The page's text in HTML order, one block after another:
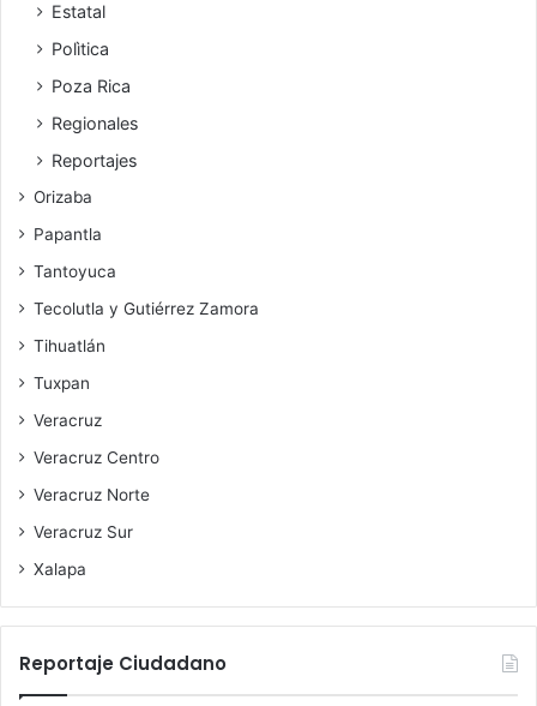
Estatal
Polìtica
Poza Rica
Regionales
Reportajes
Orizaba
Papantla
Tantoyuca
Tecolutla y Gutiérrez Zamora
Tihuatlán
Tuxpan
Veracruz
Veracruz Centro
Veracruz Norte
Veracruz Sur
Xalapa
Reportaje Ciudadano